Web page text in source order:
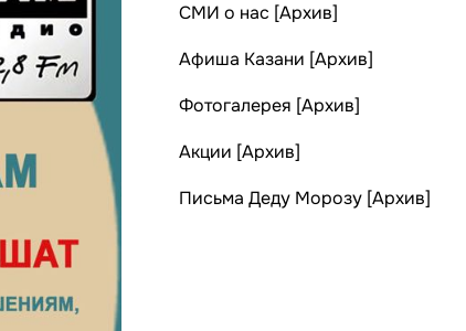
СМИ о нас [Архив]
Афиша Казани [Архив]
Фотогалерея [Архив]
Акции [Архив]
Письма Деду Морозу [Архив]